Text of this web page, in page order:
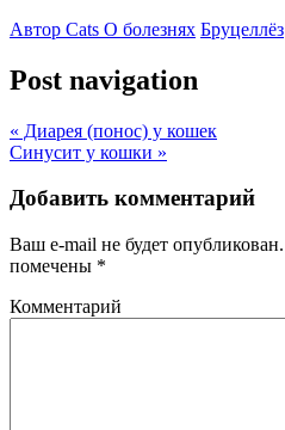
Автор Cats О болезнях Бруцеллёз
Post navigation
« Диарея (понос) у кошек
Синусит у кошки »
Добавить комментарий
Ваш e-mail не будет опубликован.
помечены *
Комментарий